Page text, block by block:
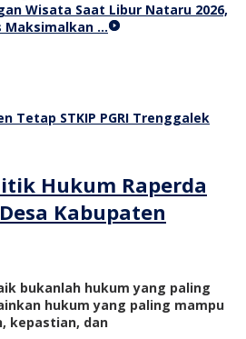
Wisata Saat Libur Nataru 2026,
Maksimalkan …
Hukum Raperda
Kabupaten
bukanlah hukum yang paling
hukum yang paling mampu
kepastian, dan